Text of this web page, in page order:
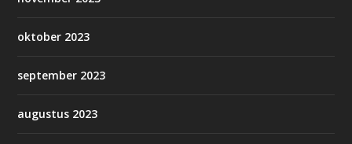
oktober 2023
september 2023
augustus 2023